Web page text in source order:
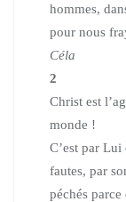
hommes,
pour nous
Céla
2
Christ est
monde !
C’est par Lui
fautes, par
péchés